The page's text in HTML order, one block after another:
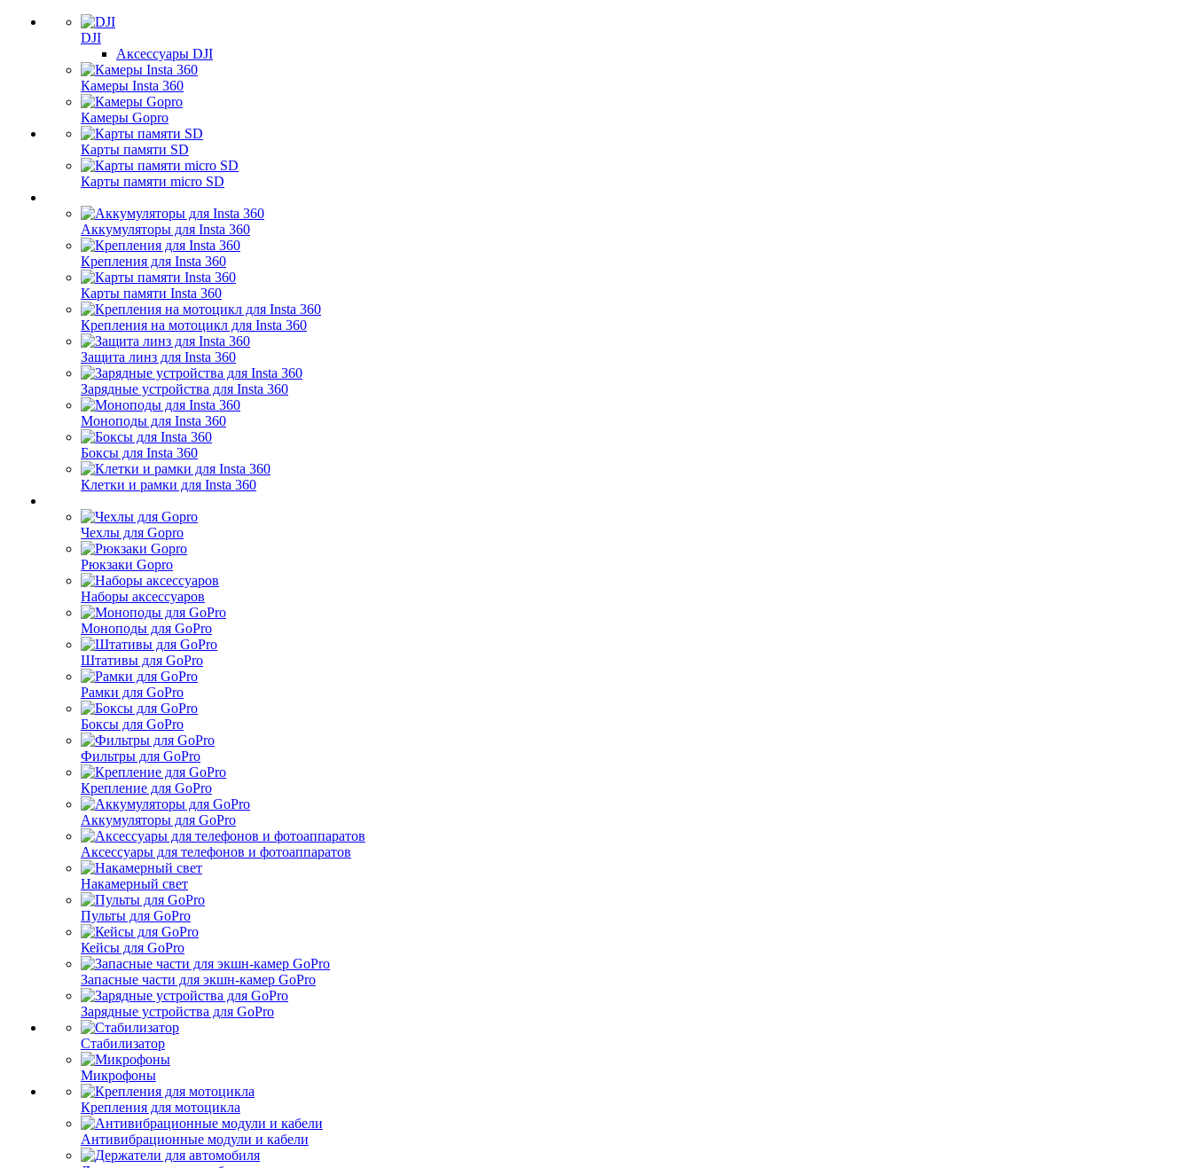
DJI
Аксессуары DJI
Камеры Insta 360
Камеры Gopro
Карты памяти SD
Карты памяти micro SD
Аккумуляторы для Insta 360
Крепления для Insta 360
Карты памяти Insta 360
Крепления на мотоцикл для Insta 360
Защита линз для Insta 360
Зарядные устройства для Insta 360
Моноподы для Insta 360
Боксы для Insta 360
Клетки и рамки для Insta 360
Чехлы для Gopro
Рюкзаки Gopro
Наборы аксессуаров
Моноподы для GoPro
Штативы для GoPro
Рамки для GoPro
Боксы для GoPro
Фильтры для GoPro
Крепление для GoPro
Аккумуляторы для GoPro
Аксессуары для телефонов и фотоаппаратов
Накамерный свет
Пульты для GoPro
Кейсы для GoPro
Запасные части для экшн-камер GoPro
Зарядные устройства для GoPro
Стабилизатор
Микрофоны
Крепления для мотоцикла
Антивибрационные модули и кабели